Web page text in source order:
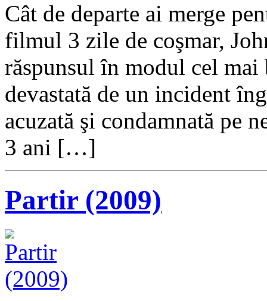
Cât de departe ai merge
filmul 3 zile de coşmar,
răspunsul în modul cel mai
devastată de un incident
acuzată şi condamnată pe
3 ani […]
Partir (2009)